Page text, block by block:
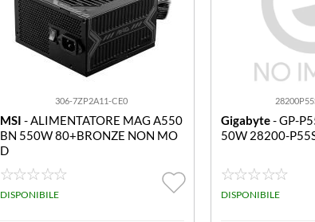
306-7ZP2A11-CE0
MSI - ALIMENTATORE MAG A550
BN 550W 80+BRONZE NON MO
D
DISPONIBILE
Gigabyte- GP-
50W 28200-
DISPONIBILE